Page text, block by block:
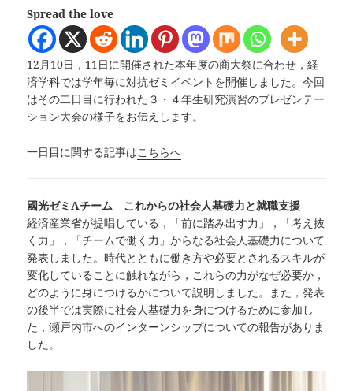
Spread the love
12月10日，11日に開催された本年度の商大祭に合わせ，経
済学科では学年毎に対抗ゼミイベントを開催しました。今回
はその二日目に行われた３・４年生研究演習のプレゼンテー
ション大会の様子をお伝えします。
一日目に関する記事はこちらへ
國光ゼミAチーム これからの社会人基礎力と就職支援
経済産業省が提唱している，「前に踏み出す力」，「考え抜
く力」，「チームで働く力」からなる社会人基礎力について
発表しました。時代とともに働き方や必要とされるスキルが
変化していることに触れながら，これらの力がなぜ必要か，
どのように身につけるかについて説明しました。また，発表
の後半では実際に社会人基礎力を身につけるために参加し
た，瀬戸内市へのインターンシップについての報告がありま
した。